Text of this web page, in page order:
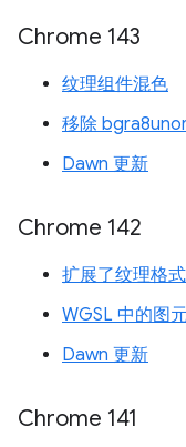
Chrome 143
纹理组件混色
移除
Dawn 更新
Chrome 142
扩展了纹理格
WGSL 中的图元
Dawn 更新
Chrome 141